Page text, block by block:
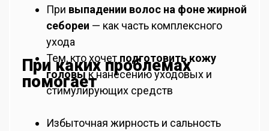
При выпадении волос на фоне жирной
себореи — как часть комплексного
ухода
Тем, кто хочет подготовить кожу
головык нанесению уходовых и
стимулирующих средств
При каких проблемах
помогает
Избыточная жирность и сальность